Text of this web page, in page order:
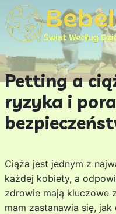
Petting a
ryzyka i
Ciąża jest jednym z
każdej kobiety, a
zdrowie mają kluczowe
mam zastanawia się,